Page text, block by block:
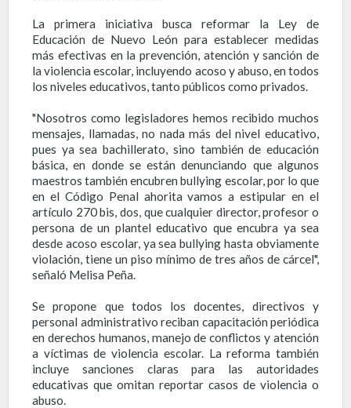
La primera iniciativa busca reformar la Ley de
Educación de Nuevo León para establecer medidas
más efectivas en la prevención, atención y sanción de
la violencia escolar, incluyendo acoso y abuso, en todos
los niveles educativos, tanto públicos como privados.
"Nosotros como legisladores hemos recibido muchos
mensajes, llamadas, no nada más del nivel educativo,
pues ya sea bachillerato, sino también de educación
básica, en donde se están denunciando que algunos
maestros también encubren bullying escolar, por lo que
en el Código Penal ahorita vamos a estipular en el
artículo 270 bis, dos, que cualquier director, profesor o
persona de un plantel educativo que encubra ya sea
desde acoso escolar, ya sea bullying hasta obviamente
violación, tiene un piso mínimo de tres años de cárcel",
señaló Melisa Peña.
Se propone que todos los docentes, directivos y
personal administrativo reciban capacitación periódica
en derechos humanos, manejo de conflictos y atención
a víctimas de violencia escolar. La reforma también
incluye sanciones claras para las autoridades
educativas que omitan reportar casos de violencia o
abuso.